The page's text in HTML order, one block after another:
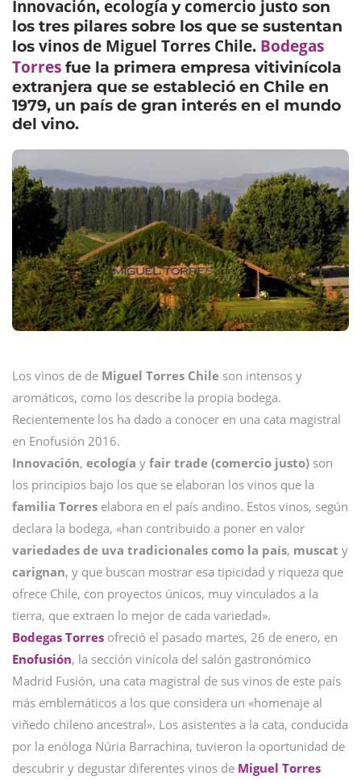
Innovación, ecología ycomercio justo son
los tres pilares sobre los que se sustentan
los vinos de Miguel Torres Chile. Bodegas
Torres fue la primera empresa vitivinícola
extranjera que se estableció en Chile en
1979, un país de gran interés en el mundo
del vino.
Los vinos de de Miguel Torres Chile son intensos y
aromáticos, como los describe la propia bodega.
Recientemente los ha dado a conocer en una cata magistral
en Enofusión 2016.
Innovación, ecología y fair trade (comercio justo) son
los principios bajo los que se elaboran los vinos que la
familia Torres elabora en el país andino. Estos vinos, según
declara la bodega, «han contribuido a poner en valor
variedades de uva tradicionales como la país, muscat y
carignan, y que buscan mostrar esa tipicidad y riqueza que
ofrece Chile, con proyectos únicos, muy vinculados a la
tierra, que extraen lo mejor de cada variedad».
Bodegas Torres ofreció el pasado martes, 26 de enero, en
Enofusión, la sección vinícola del salón gastronómico
Madrid Fusión, una cata magistral de sus vinos de este país
más emblemáticos a los que considera un «homenaje al
viñedo chileno ancestral». Los asistentes a la cata, conducida
por la enóloga Núria Barrachina, tuvieron la oportunidad de
descubrir y degustar diferentes vinos de Miguel Torres